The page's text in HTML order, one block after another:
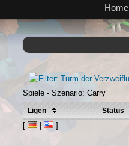
Home
Spiele - Szenario: Carry
Ligen Status
[ | ]